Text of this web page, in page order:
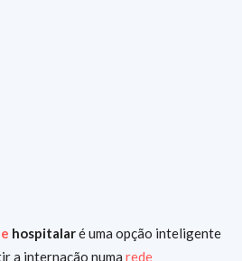
hospitalaré uma opção inteligente
a internação numa rede